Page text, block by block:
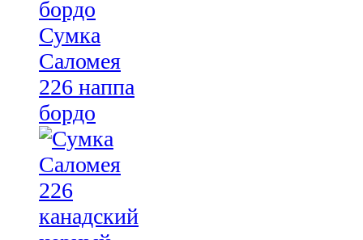
Сумка
Саломея
226 наппа
бордо